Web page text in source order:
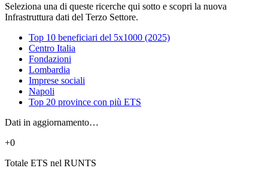
Seleziona una di queste ricerche qui sotto e scopri la nuova
Infrastruttura dati del Terzo Settore.
Top 10 beneficiari del 5x1000 (2025)
Centro Italia
Fondazioni
Lombardia
Imprese sociali
Napoli
Top 20 province con più ETS
Dati in aggiornamento…
+0
Totale ETS nel RUNTS